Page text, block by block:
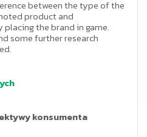
between the type of the
product and
the brand in game.
some further research
konsumenta